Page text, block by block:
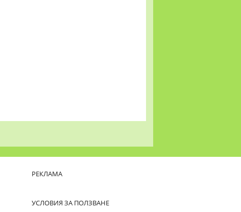
РЕКЛАМА
УСЛОВИЯ ЗА ПОЛЗВАНЕ